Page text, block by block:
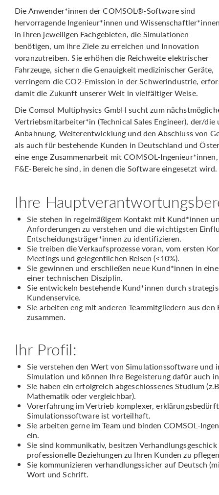
Die Anwender*innen der COMSOL®-Software sind
hervorragende Ingenieur*innen und
in ihren jeweiligen Fachgebieten, die Simulationen
benötigen, um ihre Ziele zu erreichen und Innovation
voranzutreiben. Sie erhöhen die Reichweite elektrischer
Fahrzeuge, sichern die Genauigkeit medizinischer Geräte,
verringern die CO2-Emission in der Schwerindustrie,
damit die Zukunft unserer Welt in vielfältiger Weise.
Die Comsol Multiphysics GmbH sucht zum
Vertriebsmitarbeiter*in (Technical Sales Engineer), der/
Anbahnung, Weiterentwicklung und den Abschluss von
als auch für bestehende Kunden in Deutschland und
eine enge Zusammenarbeit mit COMSOL-
F&E-Bereiche sind, in denen die Software eingesetzt wird.
Ihre
Sie stehen in regelmäßigem Kontakt mit Kund*innen
Anforderungen zu verstehen und die wichtigsten
Entscheidungsträger*innen zu identifizieren.
Sie treiben die Verkaufsprozesse voran, vom ersten
Meetings und gelegentlichen Reisen (<10%).
Sie gewinnen und erschließen neue Kund*innen in
einer technischen Disziplin.
Sie entwickeln bestehende Kund*innen durch
Kundenservice.
Sie arbeiten eng mit anderen Teammitgliedern aus
zusammen.
Ihr Profil:
Sie verstehen den Wert von Simulationssoftware
Simulation und können Ihre Begeisterung dafür auch
Sie haben ein erfolgreich abgeschlossenes Studium
Mathematik oder vergleichbar).
Vorerfahrung im Vertrieb komplexer,
Simulationssoftware ist vorteilhaft.
Sie arbeiten gerne im Team und binden COMSOL-
ein.
Sie sind kommunikativ, besitzen
professionelle Beziehungen zu Ihren Kunden zu
Sie kommunizieren verhandlungssicher auf Deutsch
Wort und Schrift.